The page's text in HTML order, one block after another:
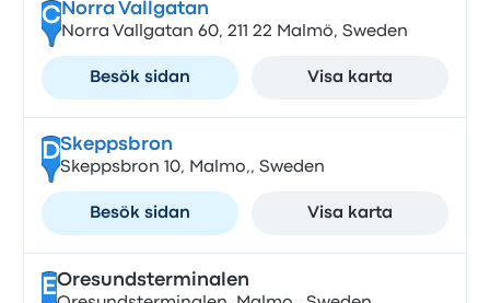
CNorra Vallgatan
Norra Vallgatan 60, 211 22 Malmö, Sweden
Besök sidan Visa karta
DSkeppsbron
Skeppsbron 10, Malmo,, Sweden
Besök sidan Visa karta
EOresundsterminalen